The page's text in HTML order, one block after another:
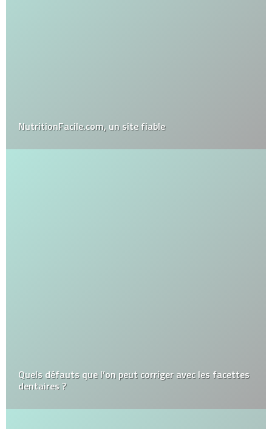
NutritionFacile.com, un site fiable
Quels défauts que l’on peut corriger avec les facettes
dentaires ?